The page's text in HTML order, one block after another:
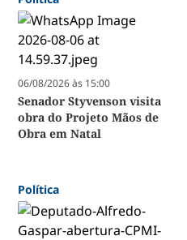
06/08/2026 às 15:00
Senador Styvenson visita
obra do Projeto Mãos de
Obra em Natal
Política